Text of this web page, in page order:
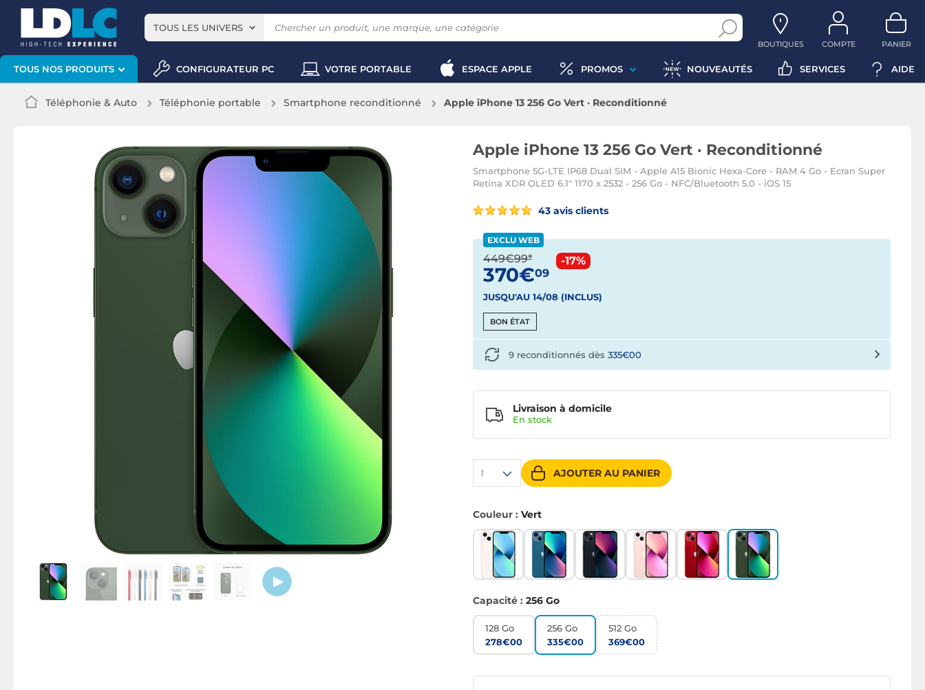
TOUS LES UNIVERS
BOUTIQUES COMPTE PANIER
TOUS NOS PRODUITS CONFIGURATEUR PC VOTRE PORTABLE ESPACE APPLE PROMOS NOUVEAUTÉS SERVICES AIDE
Téléphonie & Auto Téléphonie portable Smartphone reconditionné Apple iPhone 13 256 Go Vert · Reconditionné
Apple iPhone 13 256 Go Vert · Reconditionné
Smartphone 5G-LTE IP68 Dual SIM - Apple A15 Bionic Hexa-Core - RAM 4 Go - Ecran Super
Retina XDR OLED 6.1" 1170 x 2532 - 256 Go - NFC/Bluetooth 5.0 - iOS 15
43 avis clients
EXCLU WEB
449€99*
370€09
-17%
JUSQU'AU 14/08 (INCLUS)
BON ÉTAT
1 AJOUTER AU PANIER
Livraison à domicile
En stock
9 reconditionnés dès 335€00
Couleur : Vert
Capacité : 256 Go
128 Go
278€00
256 Go
335€00
512 Go
369€00